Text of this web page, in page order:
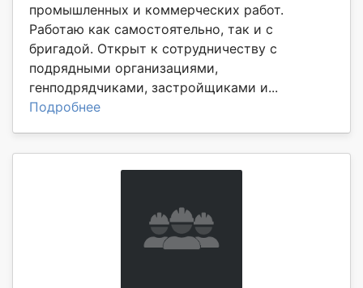
промышленных и коммерческих работ.
Работаю как самостоятельно, так и с
бригадой. Открыт к сотрудничеству с
подрядными организациями,
генподрядчиками, застройщиками и...
Подробнее